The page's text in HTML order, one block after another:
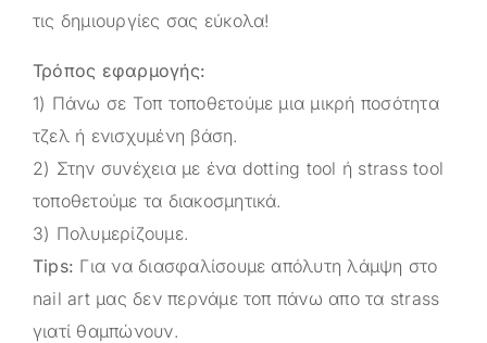
τις δημιουργίες σας εύκολα!
Τρόπος εφαρμογής:
1) Πάνω σε Τοπ τοποθετούμε μια μικρή ποσότητα
τζελ ή ενισχυμένη βάση.
2) Στην συνέχεια με ένα dotting tool ή strass tool
τοποθετούμε τα διακοσμητικά.
3) Πολυμερίζουμε.
Tips: Για να διασφαλίσουμε απόλυτη λάμψη στο
nail art μας δεν περνάμε τοπ πάνω απο τα strass
γιατί θαμπώνουν.